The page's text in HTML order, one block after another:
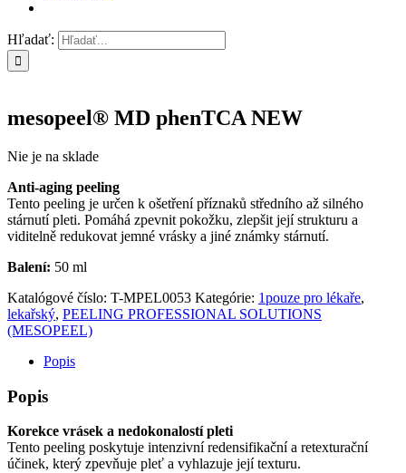
Hľadať:
mesopeel® MD phenTCA NEW
Nie je na sklade
Anti-aging peeling
Tento peeling je určen k ošetření příznaků středního až silného
stárnutí pleti. Pomáhá zpevnit pokožku, zlepšit její strukturu a
viditelně redukovat jemné vrásky a jiné známky stárnutí.
Balení: 50 ml
Katalógové číslo: T-MPEL0053 Kategórie: 1pouze pro lékaře,
lekařský, PEELING PROFESSIONAL SOLUTIONS
(MESOPEEL)
Popis
Popis
Korekce vrásek a nedokonalostí pleti
Tento peeling poskytuje intenzivní redensifikační a retexturační
účinek, který zpevňuje pleť a vyhlazuje její texturu.